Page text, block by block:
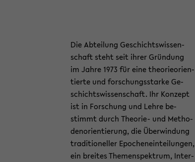
Die Ab­tei­lung Ge­schichts­wis­sen­
schaft steht seit ihrer Grün­dung
im Jahre 1973 für eine theo­rie­ori­en­
tier­te und for­schungs­star­ke Ge­
schichts­wis­sen­schaft. Ihr Kon­zept
ist in For­schung und Lehre be­
stimmt durch Theorie-​ und Me­tho­
den­ori­en­tie­rung, die Über­win­dung
tra­di­tio­nel­ler Epo­chen­ein­tei­lun­gen,
ein brei­tes The­men­spek­trum, In­ter­